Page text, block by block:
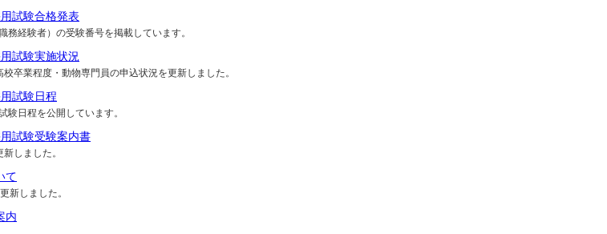
試験合格発表
務経験者）の受験番号を掲載しています。
試験実施状況
卒業程度・動物専門員の申込状況を更新しました。
試験日程
験日程を公開しています。
試験受験案内書
しました。
て
新しました。
内